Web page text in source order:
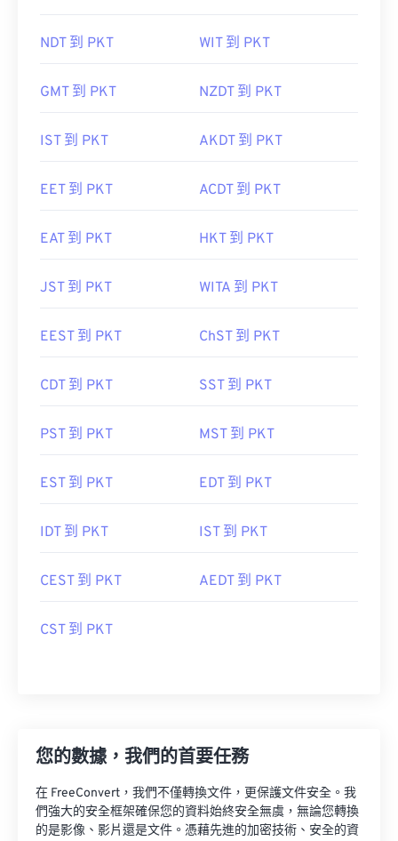
NDT 到 PKT WIT 到 PKT
GMT 到 PKT NZDT 到 PKT
IST 到 PKT AKDT 到 PKT
EET 到 PKT ACDT 到 PKT
EAT 到 PKT HKT 到 PKT
JST 到 PKT WITA 到 PKT
EEST 到 PKT ChST 到 PKT
CDT 到 PKT SST 到 PKT
PST 到 PKT MST 到 PKT
EST 到 PKT EDT 到 PKT
IDT 到 PKT IST 到 PKT
CEST 到 PKT AEDT 到 PKT
CST 到 PKT
您的數據，我們的首要任務
在 FreeConvert，我們不僅轉換文件，更保護文件安全。我
們強大的安全框架確保您的資料始終安全無虞，無論您轉換
的是影像、影片還是文件。憑藉先進的加密技術、安全的資